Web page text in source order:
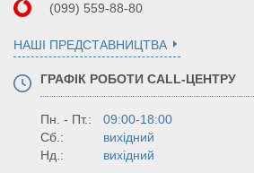
(099) 559-88-80
НАШІ ПРЕДСТАВНИЦТВА
ГРАФІК РОБОТИ CALL-ЦЕНТРУ
Пн. - Пт.:
09:00-18:00
Сб.:
вихідний
Нд.:
вихідний